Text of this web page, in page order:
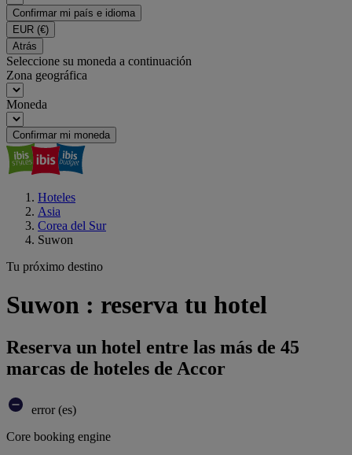
Confirmar mi país e idioma
EUR (€)
Atrás
Seleccione su moneda a continuación
Zona geográfica
Moneda
Confirmar mi moneda
Hoteles
Asia
Corea del Sur
Suwon
Tu próximo destino
Suwon : reserva tu hotel
Reserva un hotel entre las más de 45
marcas de hoteles de Accor
error (es)
Core booking engine